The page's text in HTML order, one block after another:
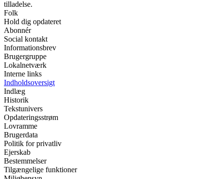
tilladelse.
Folk
Hold dig opdateret
Abonnér
Social kontakt
Informationsbrev
Brugergruppe
Lokalnetværk
Interne links
Indholdsoversigt
Indlæg
Historik
Tekstunivers
Opdateringsstrøm
Lovramme
Brugerdata
Politik for privatliv
Ejerskab
Bestemmelser
Tilgængelige funktioner